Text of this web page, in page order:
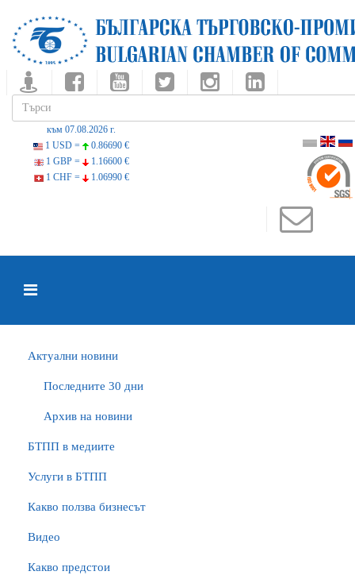
към 07.08.2026 г.
1 USD =
0.86690 €
1 GBP =
1.16600 €
1 CHF =
1.06990 €
Актуални новини
Последните 30 дни
Архив на новини
БTПП в медиите
Услуги в БТПП
Какво ползва бизнесът
Видео
Какво предстои